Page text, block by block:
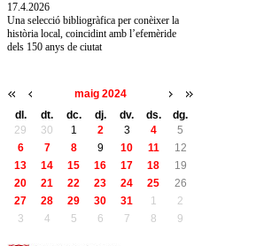
17.4.2026
Una selecció bibliogràfica per conèixer la
història local, coincidint amb l’efemèride
dels 150 anys de ciutat
maig 2024
dl.
dt. dc. dj. dv. ds.
dg.
29
30 1 2 3 4
5
6
7 8 9 10 11
12
13
14 15 16 17 18
19
20
21 22 23 24 25
26
27
28 29 30 31 1
2
3
4 5 6 7 8 9